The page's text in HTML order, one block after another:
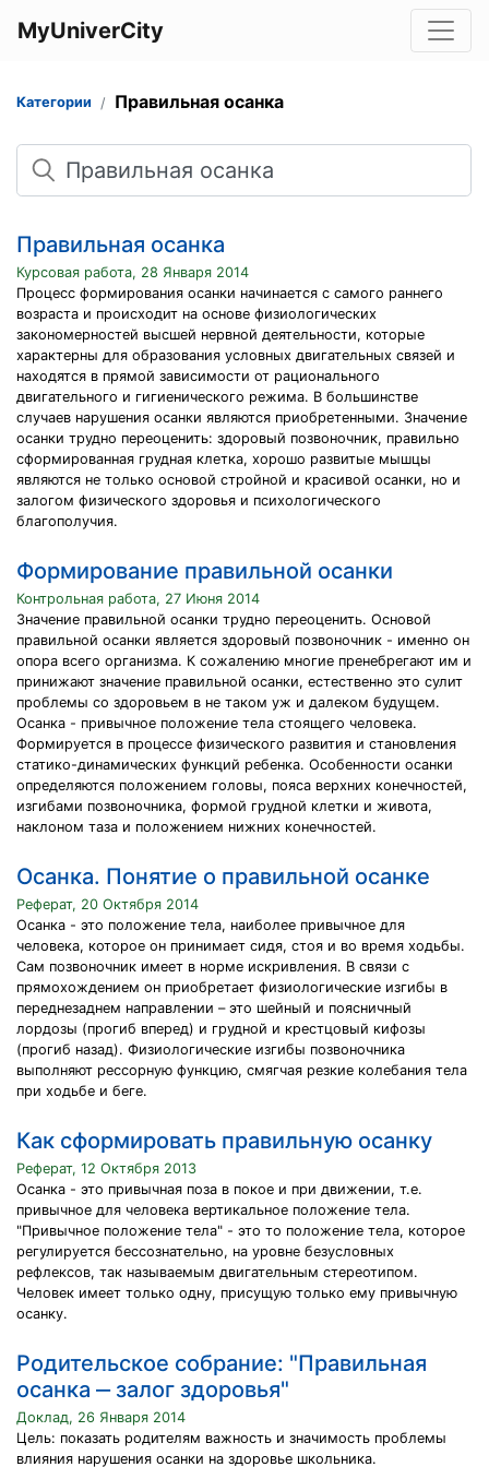
MyUniverCity
Категории Правильная осанка
Поиск
Правильная осанка
Курсовая работа, 28 Января 2014
Процесс формирования осанки начинается с самого раннего
возраста и происходит на основе физиологических
закономерностей высшей нервной деятельности, которые
характерны для образования условных двигательных связей и
находятся в прямой зависимости от рационального
двигательного и гигиенического режима. В большинстве
случаев нарушения осанки являются приобретенными. Значение
осанки трудно переоценить: здоровый позвоночник, правильно
сформированная грудная клетка, хорошо развитые мышцы
являются не только основой стройной и красивой осанки, но и
залогом физического здоровья и психологического
благополучия.
Формирование правильной осанки
Контрольная работа, 27 Июня 2014
Значение правильной осанки трудно переоценить. Основой
правильной осанки является здоровый позвоночник - именно он
опора всего организма. К сожалению многие пренебрегают им и
принижают значение правильной осанки, естественно это сулит
проблемы со здоровьем в не таком уж и далеком будущем.
Осанка - привычное положение тела стоящего человека.
Формируется в процессе физического развития и становления
статико-динамических функций ребенка. Особенности осанки
определяются положением головы, пояса верхних конечностей,
изгибами позвоночника, формой грудной клетки и живота,
наклоном таза и положением нижних конечностей.
Осанка. Понятие о правильной осанке
Реферат, 20 Октября 2014
Осанка - это положение тела, наиболее привычное для
человека, которое он принимает сидя, стоя и во время ходьбы.
Сам позвоночник имеет в норме искривления. В связи с
прямохождением он приобретает физиологические изгибы в
переднезаднем направлении – это шейный и поясничный
лордозы (прогиб вперед) и грудной и крестцовый кифозы
(прогиб назад). Физиологические изгибы позвоночника
выполняют рессорную функцию, смягчая резкие колебания тела
при ходьбе и беге.
Как сформировать правильную осанку
Реферат, 12 Октября 2013
Осанка - это привычная поза в покое и при движении, т.е.
привычное для человека вертикальное положение тела.
"Привычное положение тела" - это то положение тела, которое
регулируется бессознательно, на уровне безусловных
рефлексов, так называемым двигательным стереотипом.
Человек имеет только одну, присущую только ему привычную
осанку.
Родительское собрание: "Правильная
осанка ‒ залог здоровья"
Доклад, 26 Января 2014
Цель: показать родителям важность и значимость проблемы
влияния нарушения осанки на здоровье школьника.